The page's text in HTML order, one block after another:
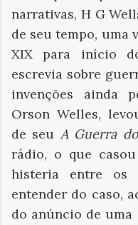
narrativas, H G
de seu tempo, uma
XIX para início
escrevia sobre
invenções ainda
Orson Welles,
de seu A Guerra
rádio, o que
histeria entre os
entender do caso,
do anúncio de uma